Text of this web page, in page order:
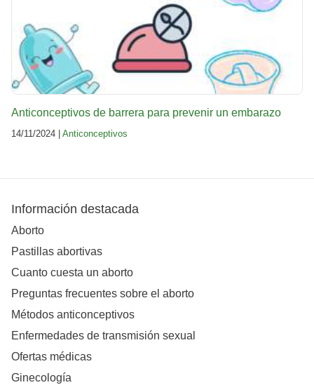
Anticonceptivos de barrera para prevenir un embarazo
14/11/2024 | Anticonceptivos
Información destacada
Aborto
Pastillas abortivas
Cuanto cuesta un aborto
Preguntas frecuentes sobre el aborto
Métodos anticonceptivos
Enfermedades de transmisión sexual
Ofertas médicas
Ginecología